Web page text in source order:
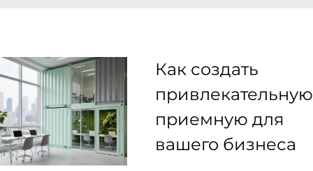
Как создать
привлекательную
приемную для
вашего бизнеса